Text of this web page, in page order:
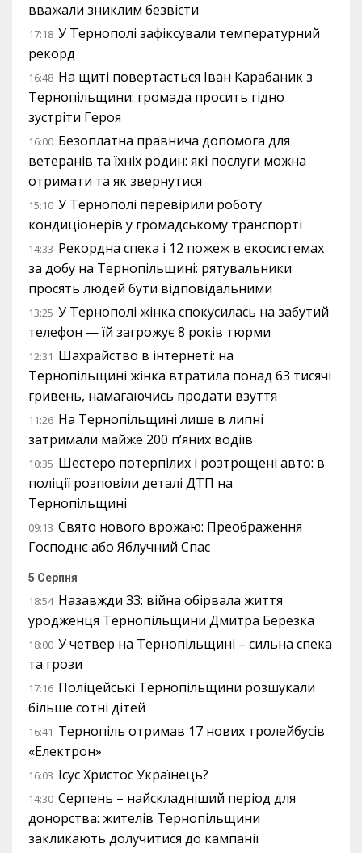
вважали зниклим безвісти
17:18 У Тернополі зафіксували температурний
рекорд
16:48 На щиті повертається Іван Карабаник з
Тернопільщини: громада просить гідно
зустріти Героя
16:00 Безоплатна правнича допомога для
ветеранів та їхніх родин: які послуги можна
отримати та як звернутися
15:10 У Тернополі перевірили роботу
кондиціонерів у громадському транспорті
14:33 Рекордна спека і 12 пожеж в екосистемах
за добу на Тернопільщині: рятувальники
просять людей бути відповідальними
13:25 У Тернополі жінка спокусилась на забутий
телефон — їй загрожує 8 років тюрми
12:31 Шахрайство в інтернеті: на
Тернопільщині жінка втратила понад 63 тисячі
гривень, намагаючись продати взуття
11:26 На Тернопільщині лише в липні
затримали майже 200 п’яних водіїв
10:35 Шестеро потерпілих і розтрощені авто: в
поліції розповіли деталі ДТП на
Тернопільщині
09:13 Свято нового врожаю: Преображення
Господнє або Яблучний Спас
5 Серпня
18:54 Назавжди 33: війна обірвала життя
уродженця Тернопільщини Дмитра Березка
18:00 У четвер на Тернопільщині – сильна спека
та грози
17:16 Поліцейські Тернопільщини розшукали
більше сотні дітей
16:41 Тернопіль отримав 17 нових тролейбусів
«Електрон»
16:03 Ісус Христос Українець?
14:30 Серпень – найскладніший період для
донорства: жителів Тернопільщини
закликають долучитися до кампанії